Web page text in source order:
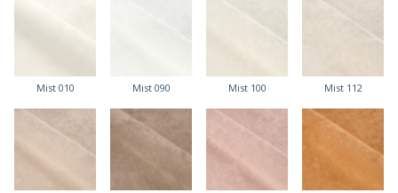
Mist 010 Mist 090 Mist 100 Mist 112